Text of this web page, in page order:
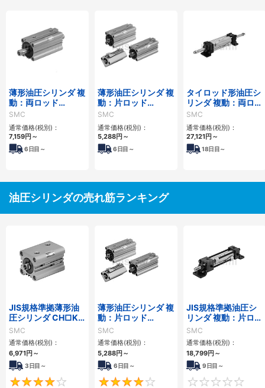
薄形油圧シリンダ 複
動：両ロッド
CH□QWBシリーズ
SMC
通常価格(税別)：
7,159円 ～
6 日目～
薄形油圧シリンダ 複
動：片ロッド
CH□QBシリーズ
SMC
通常価格(税別)：
5,288円 ～
6 日目～
タイロッド形油圧シ
リンダ 複動：両ロッ
ド CHAWシリーズ
SMC
通常価格(税別)：
27,121円 ～
18日目～
油圧シリンダの売れ筋ランキング
JIS規格準拠薄形油
圧シリンダ CH□KD
シリーズ
SMC
通常価格(税別)：
6,971円 ～
3日目～
4
薄形油圧シリンダ 複
動：片ロッド
CH□QBシリーズ
SMC
通常価格(税別)：
5,288円 ～
6日目～
4
JIS規格準拠油圧シ
リンダ 複動：片ロッ
ド CH2E・CH2F・
CH2G・CH2Hシリ
ーズ
SMC
通常価格(税別)：
18,799円 ～
9日目～